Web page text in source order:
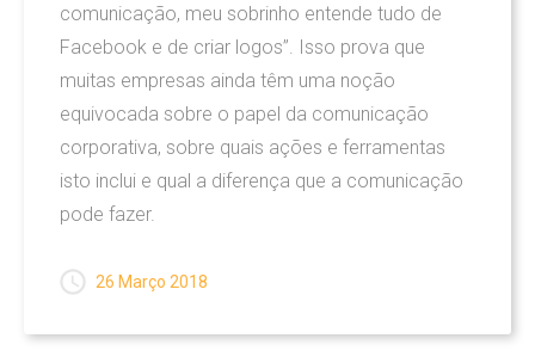
comunicação, meu sobrinho entende tudo de
Facebook e de criar logos”. Isso prova que
muitas empresas ainda têm uma noção
equivocada sobre o papel da comunicação
corporativa, sobre quais ações e ferramentas
isto inclui e qual a diferença que a comunicação
pode fazer.
26 Março 2018